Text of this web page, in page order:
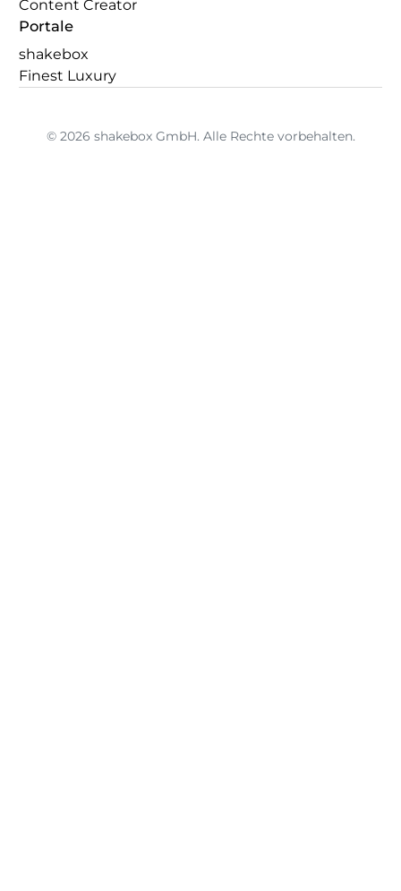
Content Creator
Portale
shakebox
Finest Luxury
© 2026 shakebox GmbH. Alle Rechte vorbehalten.